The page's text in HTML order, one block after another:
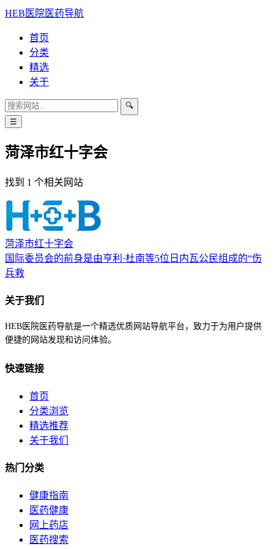
HEB医院医药导航
首页
分类
精选
关于
🔍
☰
菏泽市红十字会
找到 1 个相关网站
菏泽市红十字会
国际委员会的前身是由亨利·杜南等5位日内瓦公民组成的“伤
兵救
关于我们
HEB医院医药导航是一个精选优质网站导航平台，致力于为用户提供
便捷的网站发现和访问体验。
快速链接
首页
分类浏览
精选推荐
关于我们
热门分类
健康指南
医药健康
网上药店
医药搜索